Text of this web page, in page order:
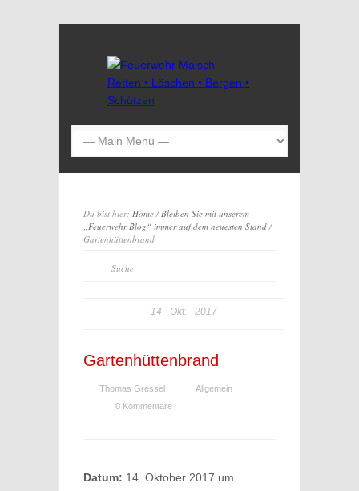
Du bist hier: Home/Bleiben Sie mit unserem
„Feuerwehr Blog“ immer auf dem neuesten Stand/
Gartenhüttenbrand
14 Okt. 2017
Gartenhüttenbrand
Thomas Gressel
Allgemein
0 Kommentare
Datum: 14. Oktober 2017 um